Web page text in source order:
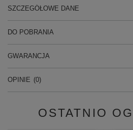
SZCZEGÓŁOWE DANE
DO POBRANIA
GWARANCJA
OPINIE (0)
OSTATNIO